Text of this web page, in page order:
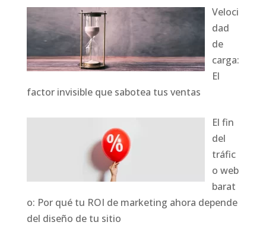
Veloci
dad
de
carga:
El
factor invisible que sabotea tus ventas
El fin
del
tráfic
o web
barat
o: Por qué tu ROI de marketing ahora depende
del diseño de tu sitio